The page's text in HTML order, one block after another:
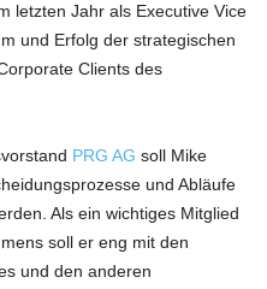
letzten Jahr als Executive Vice
und Erfolg der strategischen
Clients des
PRG AG soll Mike
und Abläufe
Als ein wichtiges Mitglied
soll er eng mit den
und den anderen